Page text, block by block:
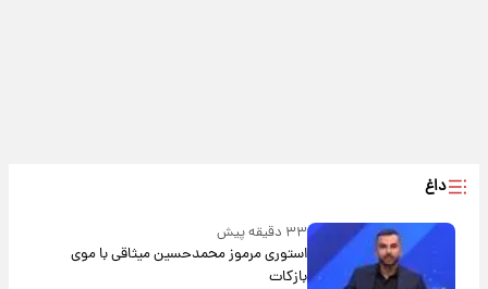
داغ
۳۳ دقیقه پیش
استوری مرموز محمدحسین میثاقی با موی
بازکات